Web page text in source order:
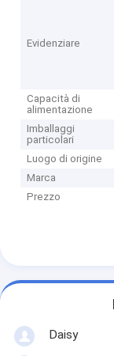
Evidenziare
Capacità di
alimentazione
Imballaggi
particolari
Luogo di origine
Marca
Prezzo
Daisy